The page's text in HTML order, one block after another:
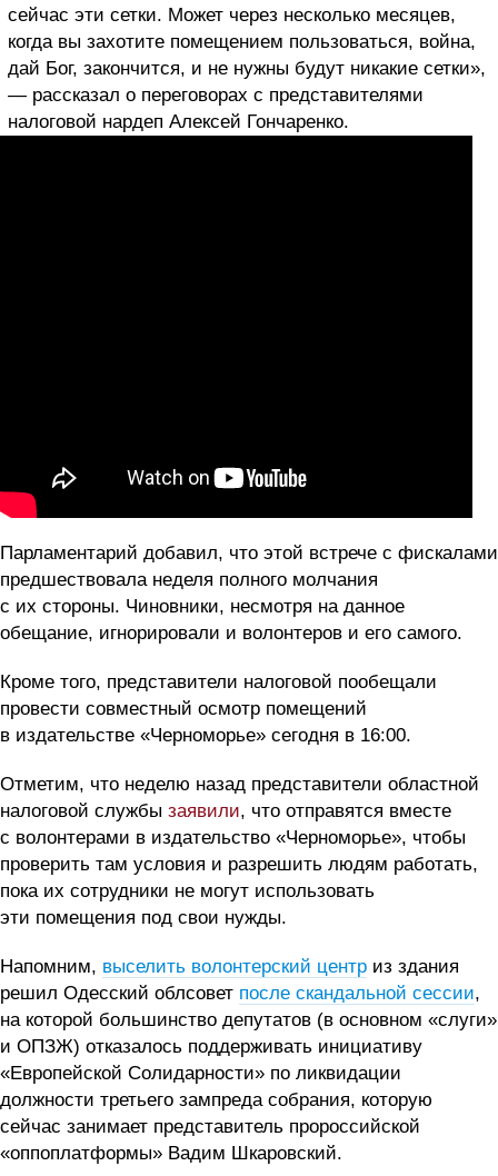
сейчас эти сетки. Может через несколько месяцев,
когда вы захотите помещением пользоваться, война,
дай Бог, закончится, и не нужны будут никакие сетки»,
— рассказал о переговорах с представителями
налоговой нардеп Алексей Гончаренко.
Парламентарий добавил, что этой встрече с фискалами
предшествовала неделя полного молчания
с их стороны. Чиновники, несмотря на данное
обещание, игнорировали и волонтеров и его самого.
Кроме того, представители налоговой пообещали
провести совместный осмотр помещений
в издательстве «Черноморье» сегодня в 16:00.
Отметим, что неделю назад представители областной
налоговой службы заявили, что отправятся вместе
с волонтерами в издательство «Черноморье», чтобы
проверить там условия и разрешить людям работать,
пока их сотрудники не могут использовать
эти помещения под свои нужды.
Напомним, выселить волонтерский центр из здания
решил Одесский облсовет после скандальной сессии,
на которой большинство депутатов (в основном «слуги»
и ОПЗЖ) отказалось поддерживать инициативу
«Европейской Солидарности» по ликвидации
должности третьего зампреда собрания, которую
сейчас занимает представитель пророссийской
«оппоплатформы» Вадим Шкаровский.